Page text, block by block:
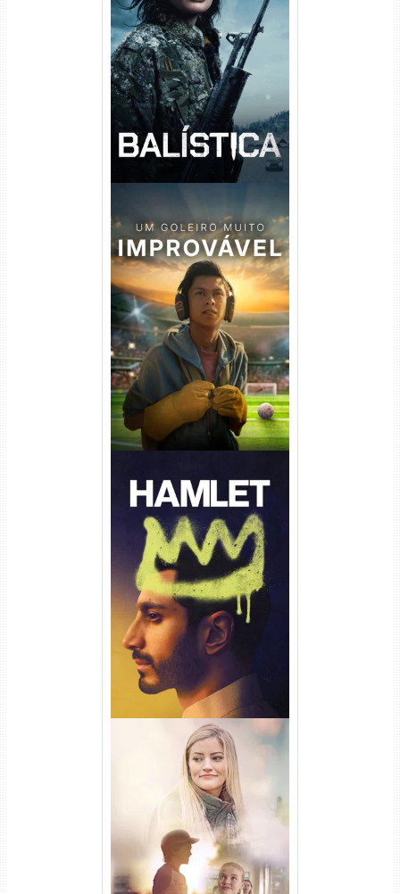
Balística Torrent (2025) WEB-
DL 1080p Dual Áudio
Um Goleiro Muito Improvável
Torrent (2026) WEB-DL 1080p
Dual Áudio
Hamlet Torrent (2026) WEB-
DL 1080p Dual Áudio
Uma Amizade para Recordar
Torrent (2025) WEB-DL 1080p
Dual Áudio